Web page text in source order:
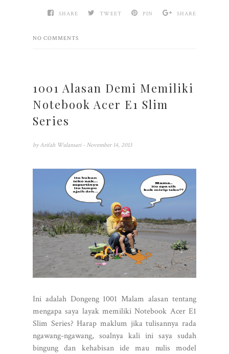
SHARE TWEET PIN SHARE
NO COMMENTS
1001 Alasan Demi Memiliki
Notebook Acer E1 Slim
Series
by Arifah Wulansari - November 14, 2013
Ini adalah Dongeng 1001 Malam alasan tentang
mengapa saya layak memiliki Notebook Acer E1
Slim Series? Harap maklum jika tulisannya rada
ngawang-ngawang, soalnya kali ini saya sudah
bingung dan kehabisan ide mau nulis model